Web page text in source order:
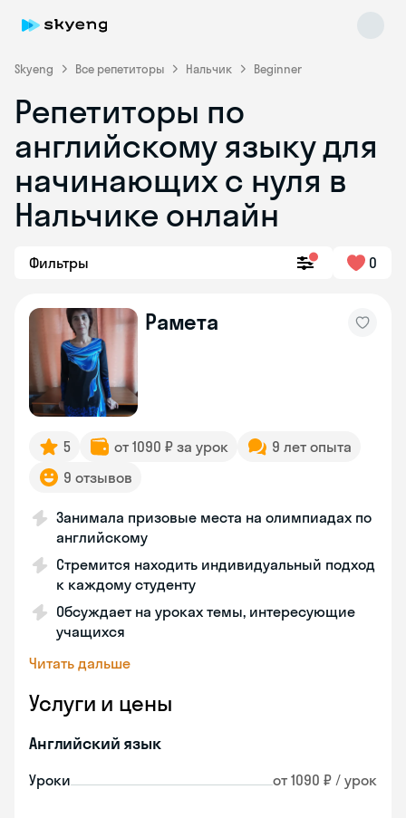
Skyeng Все репетиторы Нальчик Beginner
Репетиторы по
английскому языку для
начинающих с нуля в
Нальчике онлайн
Фильтры 0
Рамета
5 от 1090 ₽ за урок
9 лет опыта
9 отзывов
Занимала призовые места на олимпиадах по
английскому
Стремится находить индивидуальный подход
к каждому студенту
Обсуждает на уроках темы, интересующие
учащихся
Читать дальше
Услуги и цены
Английский язык
Уроки от 1090 ₽ / урок